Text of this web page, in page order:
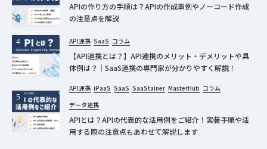
APIの作り方の手順は？APIの作成事例やノーコード作成
の注意点を解説
API連携 SaaS コラム
【API連携とは？】API連携のメリット・デメリットや具
体例は？｜SaaS連携の専門家が分かりやすく解説！
API連携 iPaaS SaaS SaaStainer MasterHub コラム
データ連携
APIとは？APIの代表的な活用例をご紹介！実装手順や活
用する際の注意点もあわせて解説します